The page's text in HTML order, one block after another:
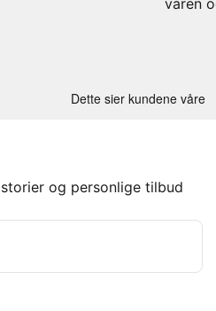
og personlige tilbud